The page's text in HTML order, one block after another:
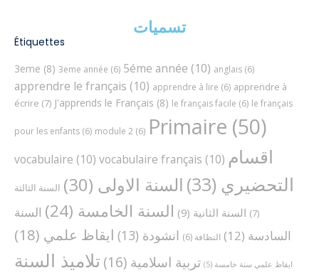
تسميات
Étiquettes
3eme (8) 3eme année (6) 5éme année (10) anglais (6)
apprendre le français (10) apprendre à lire (6) apprendre à
écrire (7) J'apprends le Français (8) le français facile (6) le français
pour les enfants (6) module 2 (6) Primaire (50)
vocabulaire (10) vocabulaire français (10) اقسام
التحضيري (33) السنة الاولى (30)
السنة الثالثة
(7)
السنة الثانية (9) السنة الخامسة (24)
السنة
السادسة (12) النظافة (6) انشودة (13) ايقاظ علمي (18)
ايقاظ علمي سنة خامسة (5) تربية اسلامية (16)
تلاميذ السنة